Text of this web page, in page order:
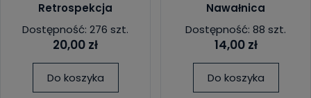
Retrospekcja
Dostępność: 276 szt.
20,00 zł
Do koszyka
Nawałnica
Dostępność: 88 szt.
14,00 zł
Do koszyka